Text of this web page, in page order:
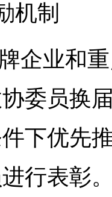
机制
企业和
委员换
下优先
行表彰